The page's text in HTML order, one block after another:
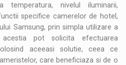
nivelul iluminarii,
specifice camerelor de hotel,
Samsung, prin simpla utilizare a
pot solicita efectuarea
aceeasi solutie, ceea ce
care beneficiaza si de o